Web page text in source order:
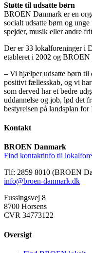
Støtte til udsatte børn
BROEN Danmark er en
socialt udsatte børn og
spejder, musik eller andre
Der er 33 lokalforeninger i
etableret i 2002 og
– Vi hjælper udsatte børn til
positivt fællesskab, og vi har
som derved har et bedre
uddannelse og job, lød det
bestyrelsen på landsplan
Kontakt
BROEN Danmark
Find kontaktinfo til
Tlf: 2859 8010 (BROEN
info@broen-danmark.dk
Fussingsvej 8
8700 Horsens
CVR 34773122
Oversigt